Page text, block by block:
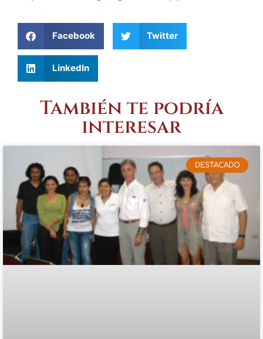
Facebook Twitter
LinkedIn
También te podría
interesar
DESTACADO